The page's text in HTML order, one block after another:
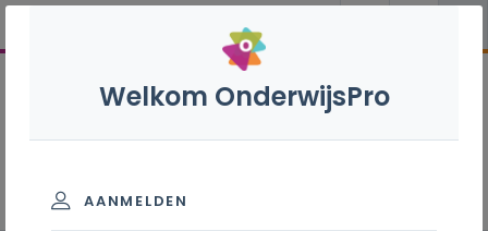
Welkom OnderwijsPro
AANMELDEN